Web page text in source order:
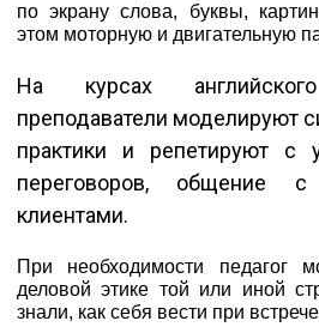
по экрану слова, буквы,
этом моторную и двигательную
На курсах
преподаватели моделируют
практики и репетируют с
переговоров, общение
клиентами.
При необходимости педагог
деловой этике той или иной
знали, как себя вести при